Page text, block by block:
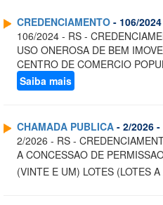
CREDENCIAMENTO - 106/
106/2024 - RS -
USO ONEROSA DE BEM
CENTRO DE COMERCIO
Saiba mais
CHAMADA PUBLICA - 2/2026 -
2/2026 - RS -
A CONCESSAO DE
(VINTE E UM) LOTES (LOTES